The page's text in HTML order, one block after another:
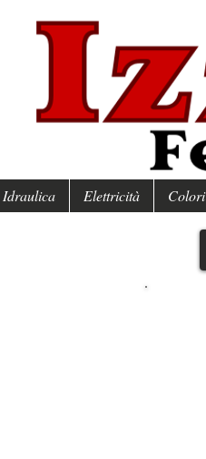
Idraulica Elettricità Colori